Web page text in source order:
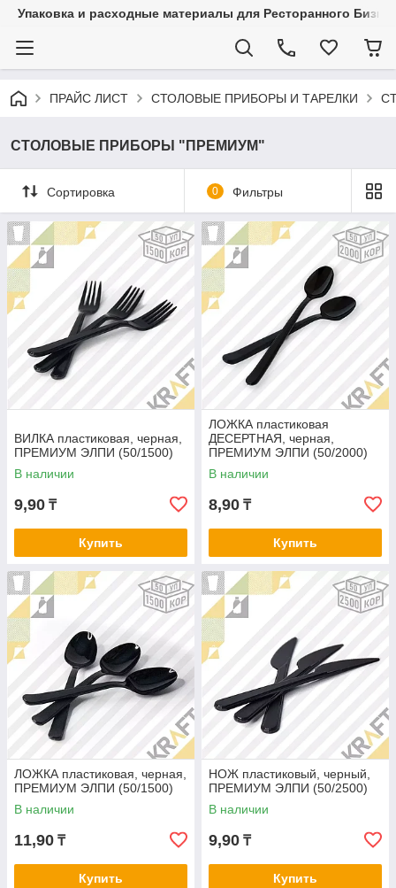
Упаковка и расходные материалы для Ресторанного
ПРАЙС ЛИСТ СТОЛОВЫЕ ПРИБОРЫ И ТАРЕЛКИ
СТОЛОВЫЕ ПРИБОРЫ "ПРЕМИУМ"
Сортировка 0 Фильтры
ВИЛКА пластиковая, черная,
ПРЕМИУМ ЭЛПИ (50/1500)
В наличии
9,90 ₸
Купить
ЛОЖКА пластиковая
ДЕСЕРТНАЯ, черная,
ПРЕМИУМ ЭЛПИ (50/2000)
В наличии
8,90 ₸
Купить
ЛОЖКА пластиковая, черная,
ПРЕМИУМ ЭЛПИ (50/1500)
В наличии
11,90 ₸
Купить
НОЖ пластиковый, черный,
ПРЕМИУМ ЭЛПИ (50/2500)
В наличии
9,90 ₸
Купить